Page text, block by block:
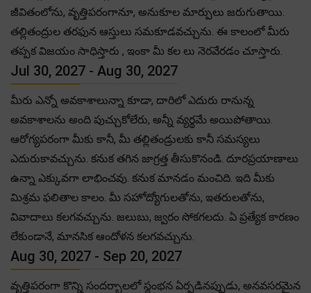
జీవితంలోను, వృత్తిపరంగానూ, అనుకూల మార్పులు జరుగుతాయి.
తల్లితంద్రుల తరఫున ఆస్తులు సమకూడవచ్చును. ఈ కాలంలో మీరు
తప్పక విజయం సాధిస్తారు , ఇంకా మీ కల లు నెరవేరడం చూస్తారు.
Jul 30, 2027 - Aug 30, 2027
మీరు ఎన్నో అవకాశాలున్నా కూడా, దారిలో ఎదురు రానున్న
అవకాశాలను అంది పుచ్చుకోలేరు, అన్నీ వ్యర్థమే అయిపోతాయి.
ఆరోగ్యపరంగా మీకు కానీ, మీ తల్లితండ్రులకు కానీ సమస్యలు
ఎదురుకావచ్చును. కనుక తగిన జాగ్రత్త తీసుకొనండి. దూరప్రయాణాలు
ఉన్నా ఎక్కువగా లాభించవు. కనుక మానడం మంచిది. ఇది మీకు
మిశ్రమ ఫలితాల కాలం. మీ సహోద్యోగులతోను, ఇతరులతోను,
వివాదాలు కలగవచ్చును. జలుబు, జ్వరం సోకగలదు. ఏ ప్రత్యేక కారణం
లేకుండానే, మానసిక ఆందోళన కలగవచ్చును.
Aug 30, 2027 - Sep 20, 2027
వృత్తిపరంగా కొన్ని సందర్భాలలో స్థంభన ఏర్పడినప్పుడు, అనవసరమైన